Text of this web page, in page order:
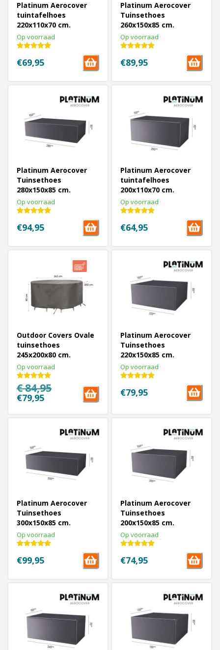
Platinum Aerocover
tuintafelhoes
220x110x70 cm.
Op voorraad
€69,95
Platinum Aerocover
Tuinsethoes
260x150x85 cm.
Op voorraad
€89,95
Platinum Aerocover
Tuinsethoes
280x150x85 cm.
Op voorraad
€94,95
Platinum Aerocover
tuintafelhoes
200x110x70 cm.
Op voorraad
€64,95
Outdoor Covers Ovale
tuinsethoes
245x200x80 cm.
Op voorraad
€ 84,95
€79,95
Platinum Aerocover
Tuinsethoes
220x150x85 cm.
Op voorraad
€79,95
Platinum Aerocover
Tuinsethoes
300x150x85 cm.
Op voorraad
€99,95
Platinum Aerocover
Tuinsethoes
200x150x85 cm.
Op voorraad
€74,95